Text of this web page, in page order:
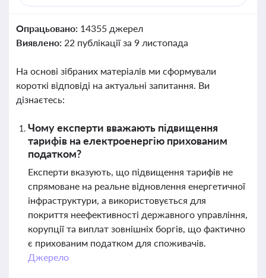
Опрацьовано: 14355 джерел
Виявлено: 22 публікації за 9 листопада
На основі зібраних матеріалів ми сформували
короткі відповіді на актуальні запитання. Ви
дізнаєтесь:
Чому експерти вважають підвищення
тарифів на електроенергію прихованим
податком?
Експерти вказують, що підвищення тарифів не
спрямоване на реальне відновлення енергетичної
інфраструктури, а використовується для
покриття неефективності державного управління,
корупції та виплат зовнішніх боргів, що фактично
є прихованим податком для споживачів.
Джерело